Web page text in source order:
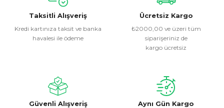
kullanarak tarafımıza iletebilirsiniz.
Görüş ve önerileriniz için teşekkür ederiz.
Ürün resmi kalitesiz, bozuk veya görüntülenemiyor.
Ürün fiyatı diğer sitelerden daha pahalı.
Bu ürüne benzer farklı alternatifler olmalı.
Taksitli Alışveriş
Kredi kartınıza taksit ve banka
havalesi ile ödeme
Ücretsiz Kargo
₺2000,00 ve üzeri tüm
siparişeriniz de
kargo ücretsiz
Güvenli Alışveriş
Aynı Gün Kargo